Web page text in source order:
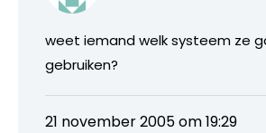
weet iemand welk systeem ze
gebruiken?
21 november 2005 om 19:29